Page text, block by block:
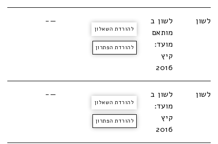
לשון
לשון ב
מותאם
מועד:
קיץ
2016
להורדת השאלון
להורדת הפתרון
—-
לשון
לשון ב
מועד:
קיץ
2016
להורדת השאלון
להורדת הפתרון
—-